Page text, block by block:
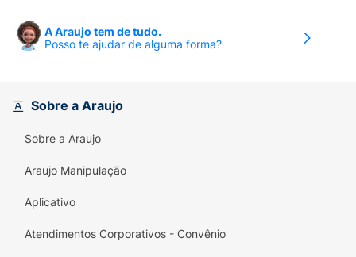
Diferente dos shampoos desamareladores
comuns que costumam ressecar os fios, este
que revitaliza a textura capilar, devolvendo a
maciez e refletindo a luz de forma intensa.
Para completar o tratamento, conta com
Proteção UV, formando uma barreira contra
desbotamento.
Principais Benefícios:
A Araujo tem de tudo.
Posso te ajudar de alguma forma?
Sobre a Araujo
Sobre a Araujo
Araujo Manipulação
Aplicativo
Atendimentos Corporativos - Convênio